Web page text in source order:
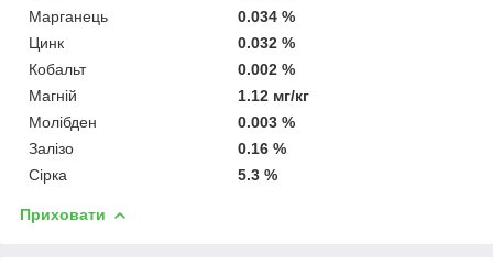
Марганець
0.034 %
Цинк
0.032 %
Кобальт
0.002 %
Магній
1.12 мг/кг
Молібден
0.003 %
Залізо
0.16 %
Сірка
5.3 %
Приховати